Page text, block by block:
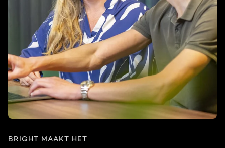
BRIGHT MAAKT HET